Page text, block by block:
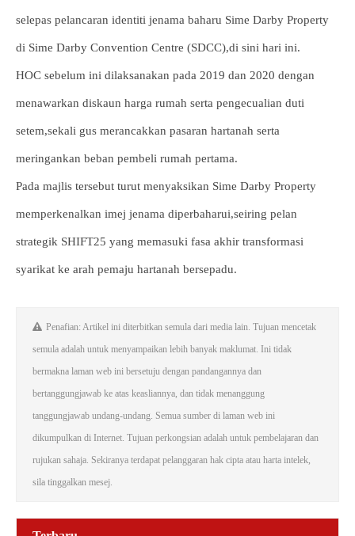
selepas pelancaran identiti jenama baharu Sime Darby Property
di Sime Darby Convention Centre (SDCC),di sini hari ini.
HOC sebelum ini dilaksanakan pada 2019 dan 2020 dengan
menawarkan diskaun harga rumah serta pengecualian duti
setem,sekali gus merancakkan pasaran hartanah serta
meringankan beban pembeli rumah pertama.
Pada majlis tersebut turut menyaksikan Sime Darby Property
memperkenalkan imej jenama diperbaharui,seiring pelan
strategik SHIFT25 yang memasuki fasa akhir transformasi
syarikat ke arah pemaju hartanah bersepadu.
Penafian: Artikel ini diterbitkan semula dari media lain. Tujuan mencetak
semula adalah untuk menyampaikan lebih banyak maklumat. Ini tidak
bermakna laman web ini bersetuju dengan pandangannya dan
bertanggungjawab ke atas keasliannya, dan tidak menanggung
tanggungjawab undang-undang. Semua sumber di laman web ini
dikumpulkan di Internet. Tujuan perkongsian adalah untuk pembelajaran dan
rujukan sahaja. Sekiranya terdapat pelanggaran hak cipta atau harta intelek,
sila tinggalkan mesej.